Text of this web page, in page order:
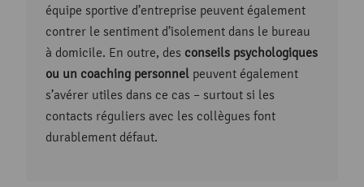
équipe sportive d’entreprise peuvent également
contrer le sentiment d’isolement dans le bureau
à domicile. En outre, des conseils psychologiques
ou un coaching personnel peuvent également
s’avérer utiles dans ce cas – surtout si les
contacts réguliers avec les collègues font
durablement défaut.